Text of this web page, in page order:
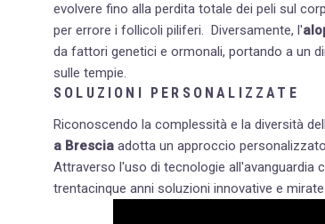
evolvere fino alla perdita totale dei peli sul
per errore i follicoli piliferi.
Diversamente, l'
da fattori genetici e ormonali, portando a un
sulle tempie.
SOLUZIONI PERSONALIZZATE
Riconoscendo la complessità e la diversità
a Brescia adotta un approccio
Attraverso l'uso di tecnologie all'avanguardia
trentacinque anni soluzioni innovative e